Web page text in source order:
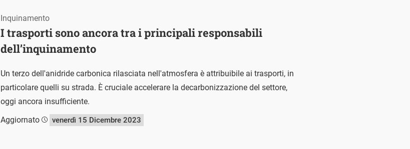
I trasporti sono ancora tra i principali responsabili
dell’inquinamento
Inquinamento
Un terzo dell'anidride carbonica rilasciata nell'atmosfera è attribuibile ai trasporti, in
particolare quelli su strada. È cruciale accelerare la decarbonizzazione del settore,
oggi ancora insufficiente.
Aggiornato
venerdì 15 Dicembre 2023